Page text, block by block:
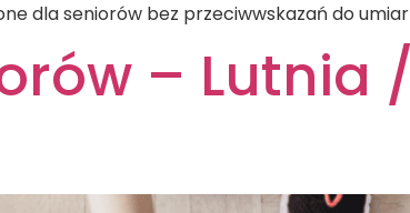
dla seniorów bez przeciwwskazań do
– Lutnia